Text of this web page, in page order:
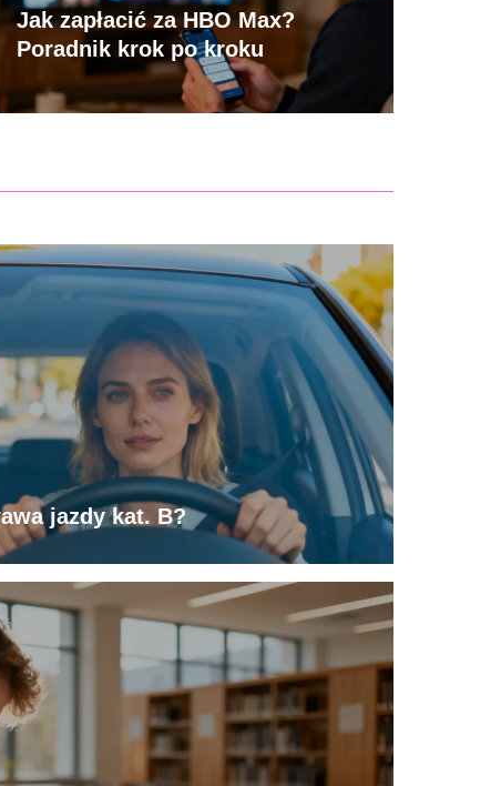
Jak zapłacić za HBO Max?
Poradnik krok po kroku
jazdy kat. B?